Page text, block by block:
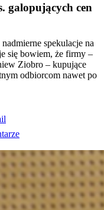
galopujących cen
spekulacje na
się bowiem, że firmy –
Ziobro – kupujące
odbiorcom nawet po